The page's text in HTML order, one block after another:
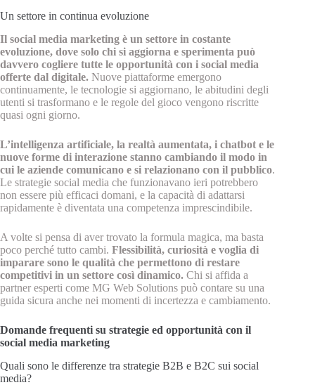
Un settore in continua evoluzione
Il social media marketing è un settore in costante
evoluzione, dove solo chi si aggiorna e sperimenta può
davvero cogliere tutte le opportunità con i social media
offerte dal digitale. Nuove piattaforme emergono
continuamente, le tecnologie si aggiornano, le abitudini degli
utenti si trasformano e le regole del gioco vengono riscritte
quasi ogni giorno.
L’intelligenza artificiale, la realtà aumentata, i chatbot e le
nuove forme di interazione stanno cambiando il modo in
cui le aziende comunicano e si relazionano con il pubblico.
Le strategie social media che funzionavano ieri potrebbero
non essere più efficaci domani, e la capacità di adattarsi
rapidamente è diventata una competenza imprescindibile.
A volte si pensa di aver trovato la formula magica, ma basta
poco perché tutto cambi. Flessibilità, curiosità e voglia di
imparare sono le qualità che permettono di restare
competitivi in un settore così dinamico. Chi si affida a
partner esperti come MG Web Solutions può contare su una
guida sicura anche nei momenti di incertezza e cambiamento.
Domande frequenti su strategie ed opportunità con il
social media marketing
Quali sono le differenze tra strategie B2B e B2C sui social
media?